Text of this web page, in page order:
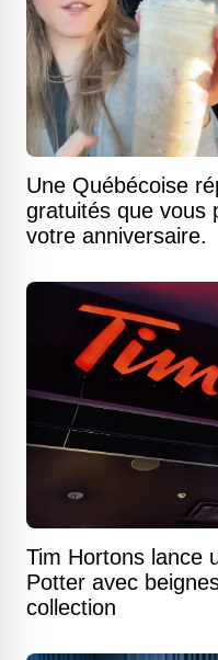
Une Québécoise
gratuités que vous
votre anniversaire.
Tim Hortons lance
Potter avec
collection